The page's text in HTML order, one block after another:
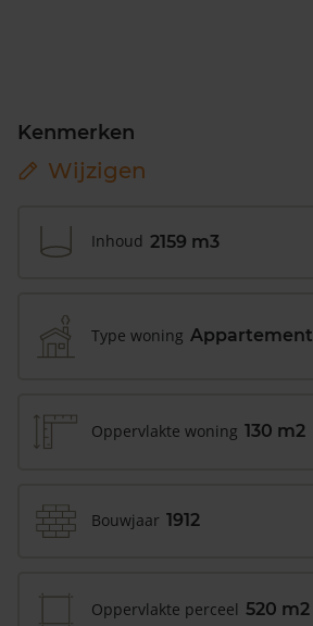
Kenmerken
Wijzigen
Inhoud 2159 m3
Type woning Appartement
Oppervlakte woning 130 m2
Bouwjaar 1912
Oppervlakte perceel 520 m2